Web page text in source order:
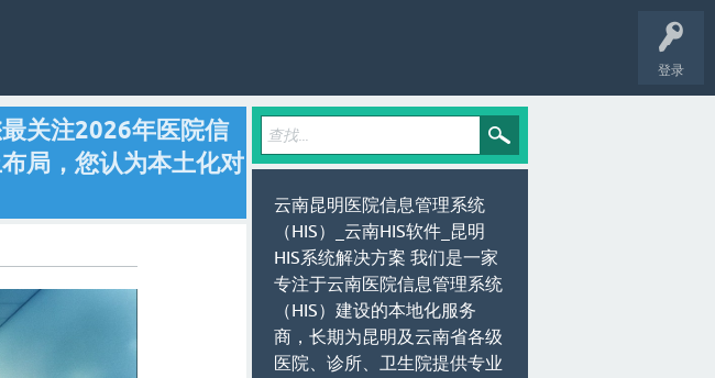
登录
关注2026年医院信
局，您认为本土化对
云南昆明医院信息管理系统
（HIS）_云南HIS软件_昆明
HIS系统解决方案 我们是一家
专注于云南医院信息管理系统
（HIS）建设的本地化服务
商，长期为昆明及云南省各级
医院、诊所、卫生院提供专业